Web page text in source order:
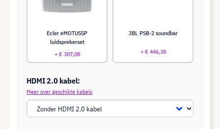
Ecler eMOTUS5P
luidsprekerset
+ € 307,08
JBL PSB-2 soundbar
+ € 446,38
HDMI 2.0 kabel:
Meer over geschikte kabels